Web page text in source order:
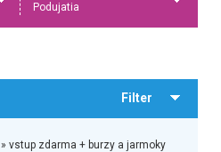
Podujatia
Filter
» vstup zdarma + burzy a jarmoky